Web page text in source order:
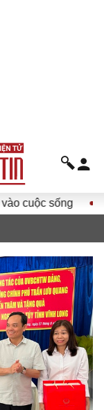
Hướng tới